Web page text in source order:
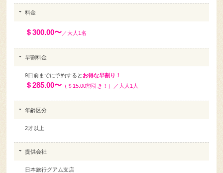
料金
＄300.00〜／大人1名
早割料金
9日前までに予約すると お得な早割り！
＄285.00〜（＄15.00割引き！）／大人1人
年齢区分
2才以上
提供会社
日本旅行グアム支店